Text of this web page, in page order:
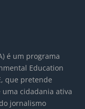
é um programa
Education
, que pretende
cidadania ativa
jornalismo